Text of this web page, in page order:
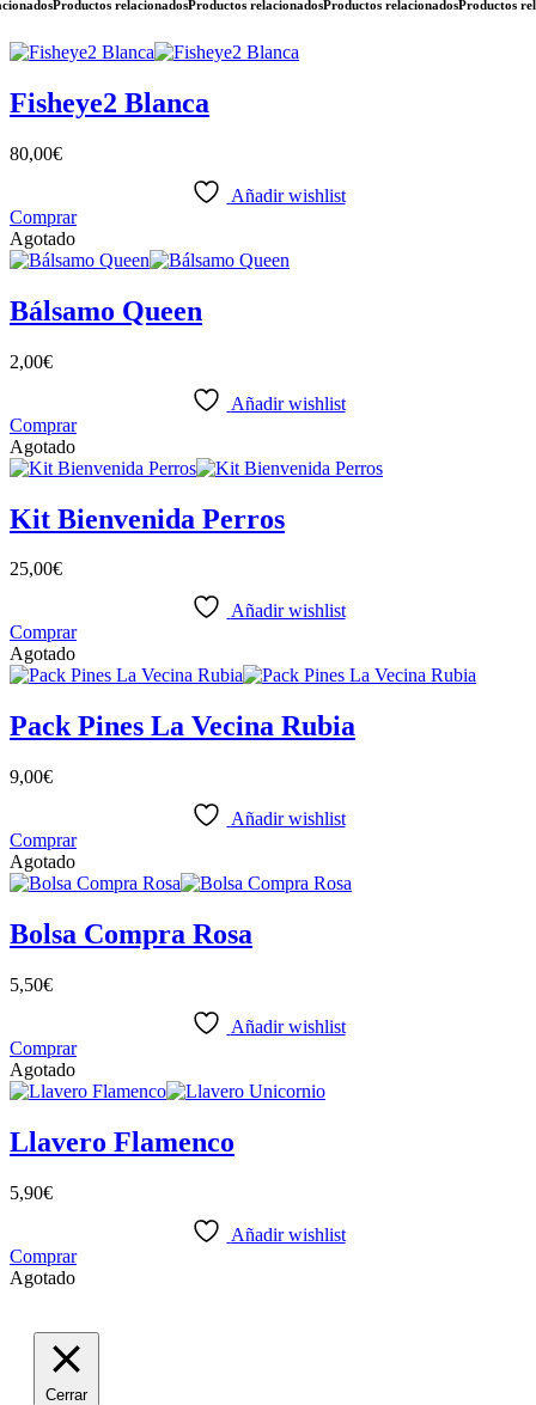
Productos relacionadosProductos relacionadosProductos relacionadosProductos
Fisheye2 Blanca
80,00€
Añadir wishlist
Comprar
Agotado
Bálsamo Queen
2,00€
Añadir wishlist
Comprar
Agotado
Kit Bienvenida Perros
25,00€
Añadir wishlist
Comprar
Agotado
Pack Pines La Vecina Rubia
9,00€
Añadir wishlist
Comprar
Agotado
Bolsa Compra Rosa
5,50€
Añadir wishlist
Comprar
Agotado
Llavero Flamenco
5,90€
Añadir wishlist
Comprar
Agotado
Cerrar